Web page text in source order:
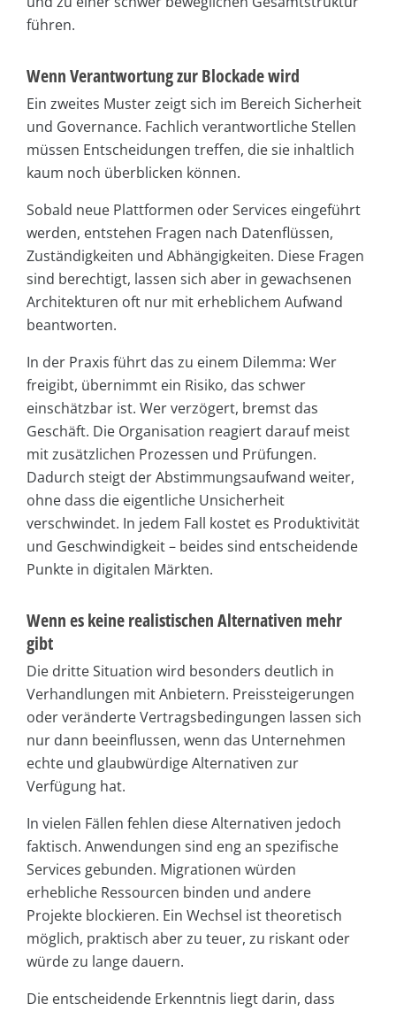
führen.
Wenn Verantwortung zur Blockade wird
Ein zweites Muster zeigt sich im Bereich Sicherheit
und Governance. Fachlich verantwortliche Stellen
müssen Entscheidungen treffen, die sie inhaltlich
kaum noch überblicken können.
Sobald neue Plattformen oder Services eingeführt
werden, entstehen Fragen nach Datenflüssen,
Zuständigkeiten und Abhängigkeiten. Diese Fragen
sind berechtigt, lassen sich aber in gewachsenen
Architekturen oft nur mit erheblichem Aufwand
beantworten.
In der Praxis führt das zu einem Dilemma: Wer
freigibt, übernimmt ein Risiko, das schwer
einschätzbar ist. Wer verzögert, bremst das
Geschäft. Die Organisation reagiert darauf meist
mit zusätzlichen Prozessen und Prüfungen.
Dadurch steigt der Abstimmungsaufwand weiter,
ohne dass die eigentliche Unsicherheit
verschwindet. In jedem Fall kostet es Produktivität
und Geschwindigkeit – beides sind entscheidende
Punkte in digitalen Märkten.
Wenn es keine realistischen Alternativen mehr
gibt
Die dritte Situation wird besonders deutlich in
Verhandlungen mit Anbietern. Preissteigerungen
oder veränderte Vertragsbedingungen lassen sich
nur dann beeinflussen, wenn das Unternehmen
echte und glaubwürdige Alternativen zur
Verfügung hat.
In vielen Fällen fehlen diese Alternativen jedoch
faktisch. Anwendungen sind eng an spezifische
Services gebunden. Migrationen würden
erhebliche Ressourcen binden und andere
Projekte blockieren. Ein Wechsel ist theoretisch
möglich, praktisch aber zu teuer, zu riskant oder
würde zu lange dauern.
Die entscheidende Erkenntnis liegt darin, dass